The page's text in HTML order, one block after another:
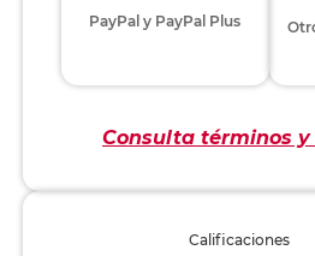
PayPal y PayPal Plus
Consulta términos y
Calificaciones